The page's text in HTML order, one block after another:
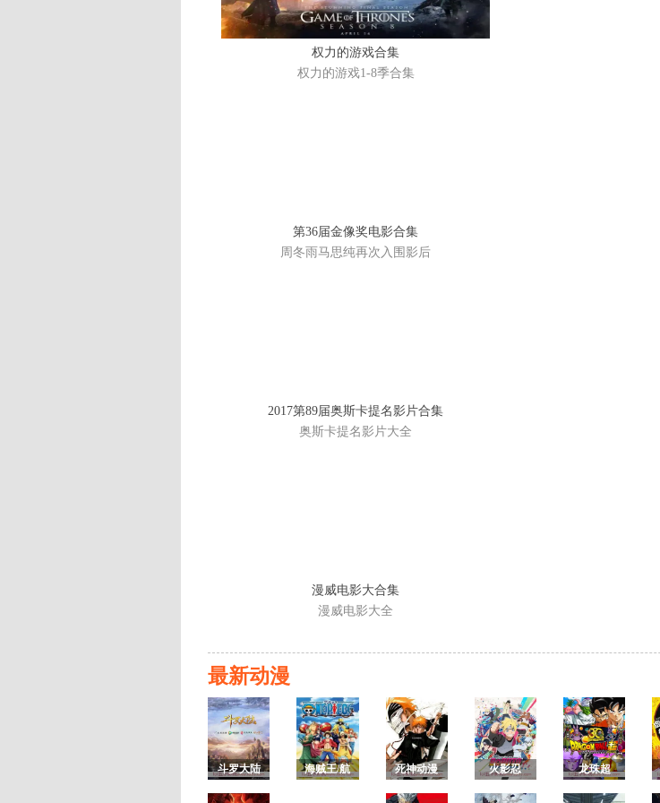
权力的游戏合集
权力的游戏1-8季合集
第36届金像奖电影合集
周冬雨马思纯再次入围影后
2017第89届奥斯卡提名影片合集
奥斯卡提名影片大全
漫威电影大合集
漫威电影大全
最新动漫
斗罗大陆
海贼王/航
死神动漫
火影忍
龙珠超